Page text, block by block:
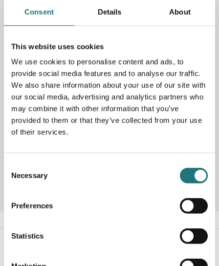
Consent Details About
This website uses cookies
We use cookies to personalise content and ads, to
provide social media features and to analyse our traffic.
We also share information about your use of our site with
our social media, advertising and analytics partners who
may combine it with other information that you’ve
provided to them or that they’ve collected from your use
of their services.
Selection
Necessary
Preferences
Statistics
Ottoman Tiki passar perfekt till de ikoniska Tiki-sofforna
och fåtöljerna men gör sig också bra på egen hand. Tikis
diskreta design fungerar lika bra i hem som arbetsytor och
offentliga miljöer; och med en lätthet som gör den lätt att
flytta. Dess eleganta formgivning har ett fjäderlätt men
ändå informellt uttryck. Tillverkad enligt de högsta
standarderna för hantverk och kvalitet. Visas här i läder
Vintage Tobacco men finns även att beställa i andra
färger, tyger och läder.
- följ oss i sociala medier för